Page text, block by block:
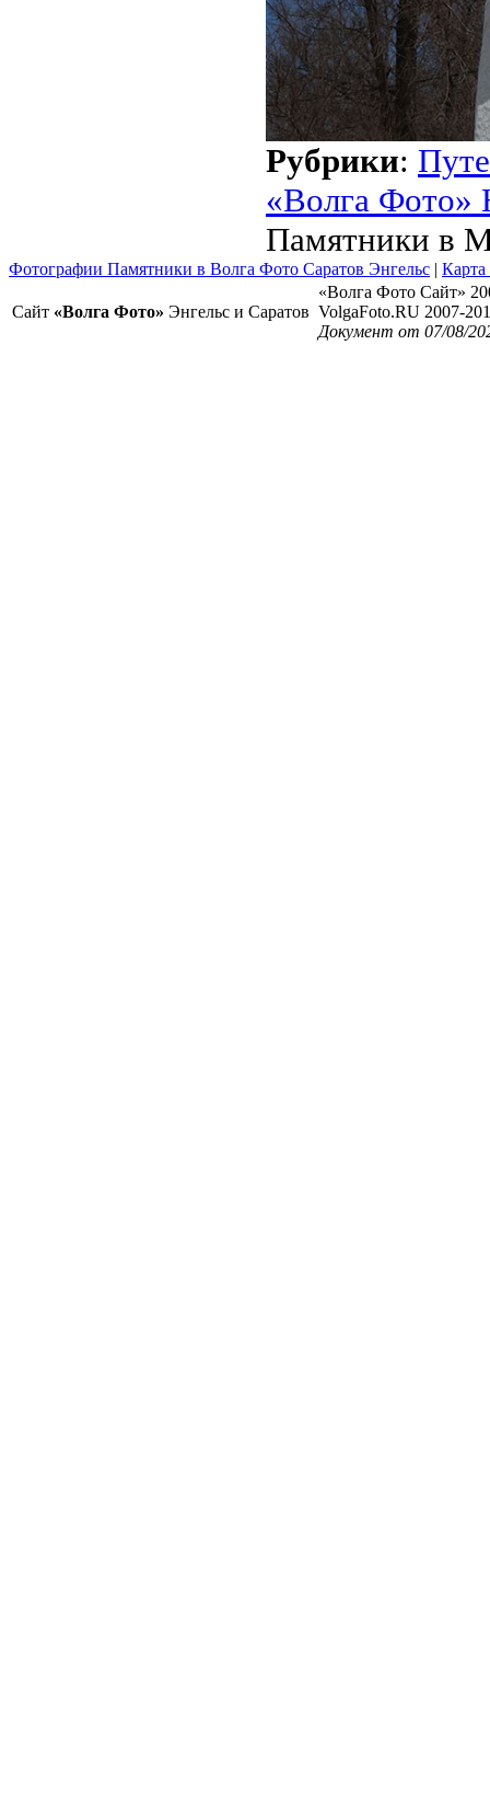
Рубрики:
«Волга Фото»
Памятники в
Фотографии Памятники в Волга Фото Саратов Энгельс | Карта
Сайт «Волга Фото» Энгельс и Саратов
«Волга Фото Сайт»
VolgaFoto.RU 2007-
Документ от 07/08/